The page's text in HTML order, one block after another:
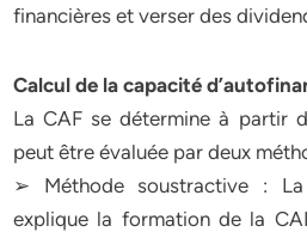
financières et verser des
Calcul de la capacité
La CAF se détermine à partir
peut être évaluée par deux
➢ Méthode soustractive : La
explique la formation de la